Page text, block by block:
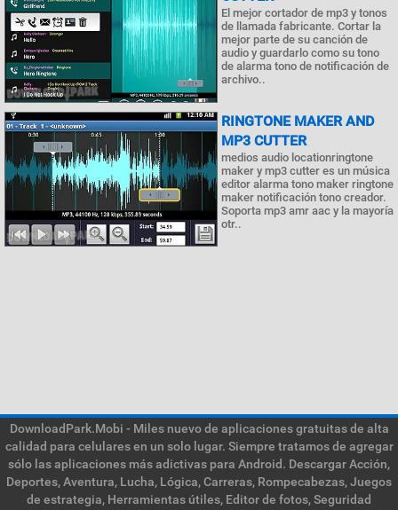
El mejor cortador de mp3 y tonos
de llamada fabricante. Cortar la
mejor parte de su canción de
audio y guardarlo como su tono
de alarma tono de notificación de
archivo..
RINGTONE MAKER AND
MP3 CUTTER
medios audio locationringtone
maker y mp3 cutter es un música
editor alarma tono maker ringtone
maker notificación tono creador.
Soporta mp3 amr aac y la mayoría
otr..
DownloadPark.Mobi - Miles nuevo de aplicaciones gratuitas de alta
calidad para celulares en un solo lugar. Siempre tratamos de agregar
sólo las aplicaciones más adictivas para Android. Descargar Acción,
Deportes, Aventura, Lucha, Lógica, Carreras, Rompecabezas, Juegos
de estrategia, Herramientas útiles, Editor de fotos, Seguridad